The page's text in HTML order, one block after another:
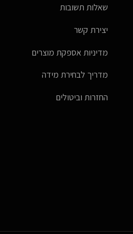
שאלות תשובות
יצירת קשר
מדיניות אספקת מוצרים
מדריך לבחירת מידה
החזרות וביטולים